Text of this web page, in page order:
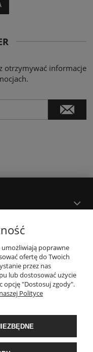
otrzymywać informacje
41-708 Ruda Śląska | E-mail:
012 159 | TGS Przemysław
276403698
poprawne
ofertę do Twoich
przez nas
lub dostosować użycie
opcję "Dostosuj zgody".
Polityce